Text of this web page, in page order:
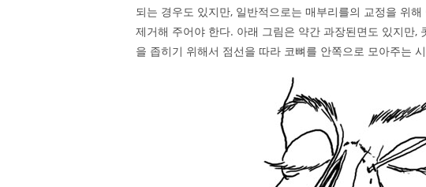
되는 경우도 있지만, 일반적으로는 매부리를의 교정을 위
제거해 주어야 한다. 아래 그림은 약간 과장된면도 있지만,
을 좁히기 위해서 점선을 따라 코뼈를 안쪽으로 모아주는